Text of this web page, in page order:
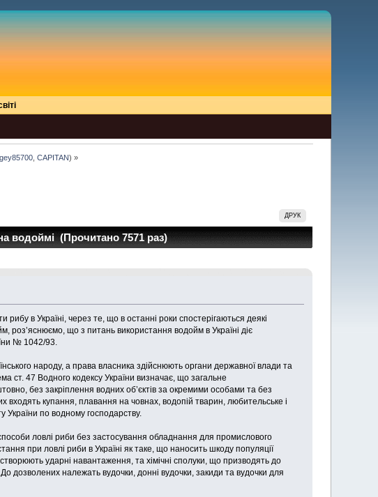
,CAPITAN) »
ДРУК
водоймі (Прочитано 7571 раз)
в Україні, через те, що в останні роки спостерігаються деякі
що з питань використання водойм в Україні діє
№ 1042/93.
народу, а права власника здійснюють органи державної влади та
ст. 47 Водного кодексу України визначає, що загальне
без закріплення водних об’єктів за окремими особами та без
входять купання, плавання на човнах, водопій тварин, любительське і
України по водному господарству.
ловлі риби без застосування обладнання для промислового
при ловлі риби в Україні як таке, що наносить шкоду популяції
ударні навантаження, та хімічні сполуки, що призводять до
дозволених належать вудочки, донні вудочки, закиди та вудочки для